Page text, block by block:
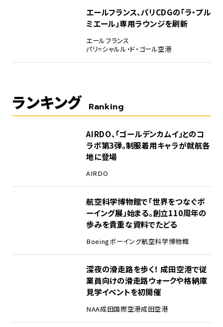
エールフランス、パリCDGの「ラ・プル
ミエール」専用ラウンジを刷新
エールフランス
パリ=シャルル・ド・ゴール空港
ランキング Ranking
AIRDO、「ゴールデンカムイ」とのコ
ラボ第3弾。制服着用キャラが就航各
地に登場
AIRDO
航空科学博物館で「世界をつなぐボ
ーイング展」始まる。創立110周年の
歩みを貴重な資料でたどる
Boeingボーイング航空科学博物館
深夜の滑走路を歩く！ 成田空港で従
業員向けの滑走路ウォークや格納庫
見学イベントを初開催
NAA成田国際空港成田空港